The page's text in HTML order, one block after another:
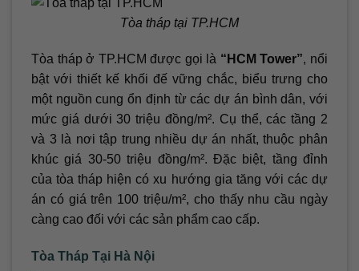
Tòa tháp tại TP.HCM
Tòa tháp ở TP.HCM được gọi là “HCM Tower”, nổi
bật với thiết kế khối đế vững chắc, biểu trưng cho
một nguồn cung ổn định từ các dự án bình dân, với
mức giá dưới 30 triệu đồng/m². Cụ thể, các tầng 2
và 3 là nơi tập trung nhiều dự án nhất, thuộc phân
khúc giá 30-50 triệu đồng/m². Đặc biệt, tầng đỉnh
của tòa tháp hiện có xu hướng gia tăng với các dự
án có giá trên 100 triệu/m², cho thấy nhu cầu ngày
càng cao đối với các sản phẩm cao cấp.
Tòa Tháp Tại Hà Nội